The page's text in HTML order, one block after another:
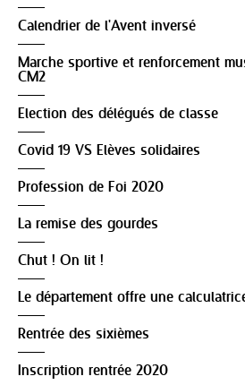
Calendrier de l'Avent inversé
Marche sportive et renforcement
CM2
Election des délégués de classe
Covid 19 VS Elèves solidaires
Profession de Foi 2020
La remise des gourdes
Chut ! On lit !
Le département offre une
Rentrée des sixièmes
Inscription rentrée 2020